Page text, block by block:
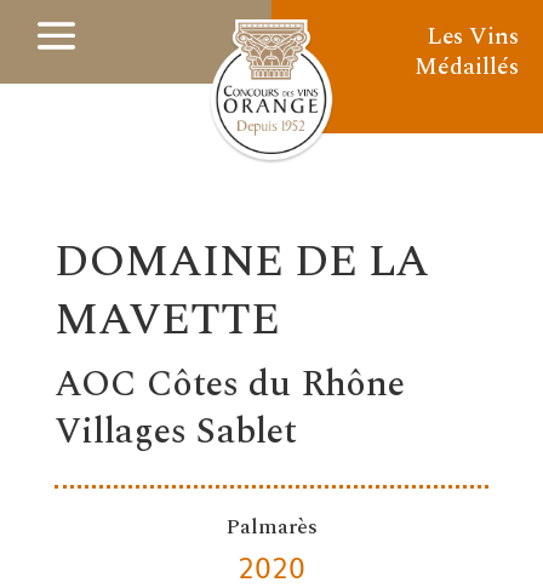
Les Vins
Médaillés
DOMAINE DE LA
MAVETTE
AOC Côtes du Rhône
Villages Sablet
Palmarès
2020